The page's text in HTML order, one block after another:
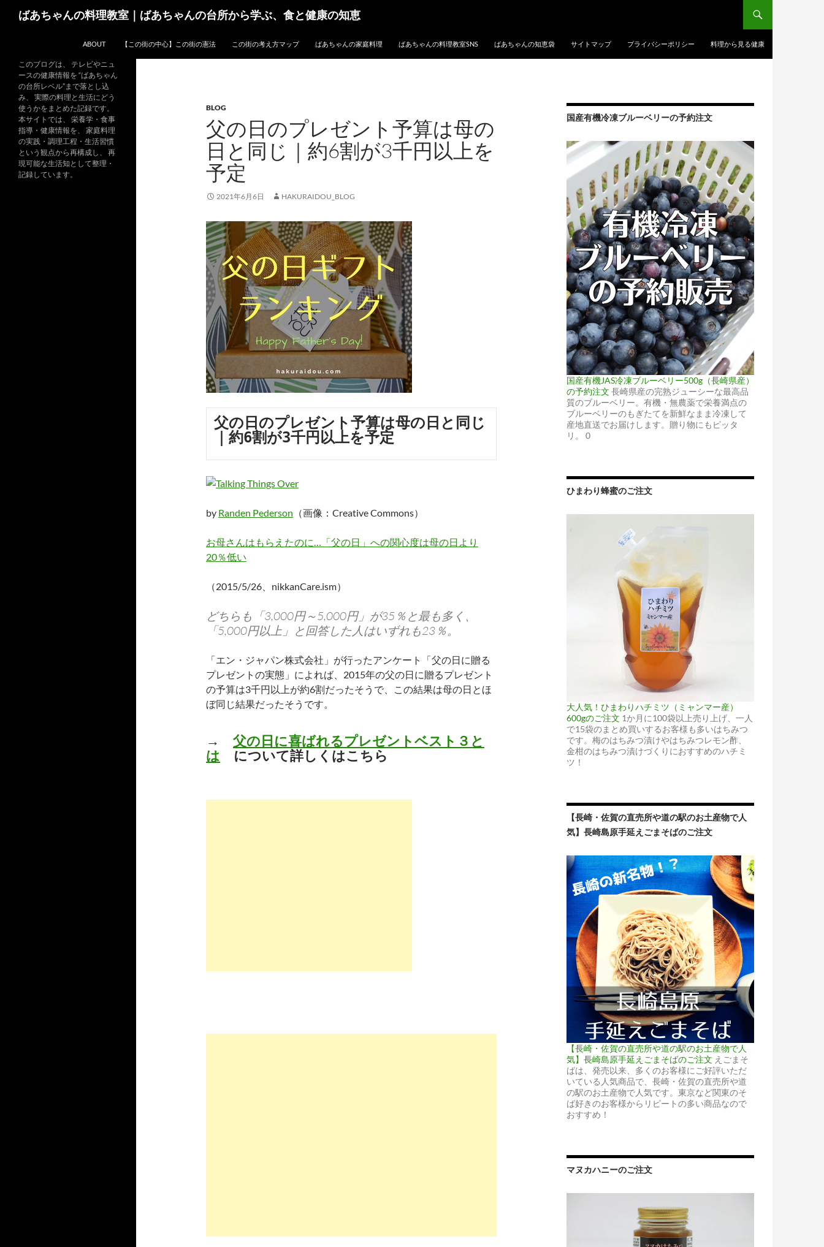
ばあちゃんの料理教室｜ばあちゃんの台所から学ぶ、食と健康の知恵
ABOUT 【この街の中心】この街の憲法 この街の考え方マップ ばあちゃんの家庭料理 ばあちゃんの料理教室SNS ばあちゃんの知恵袋 サイトマップ プライバシーポリシー 料理から見る健康
BLOG
父の日のプレゼント予算は母の
日と同じ｜約6割が3千円以上を
予定
2021年6月6日 HAKURAIDOU_BLOG
父の日のプレゼント予算は母の日と同じ
｜約6割が3千円以上を予定
by Randen Pederson （画像：Creative Commons）
お母さんはもらえたのに…「父の日」への関心度は母の日より
20％低い
（2015/5/26、nikkanCare.ism）
どちらも「3,000円～5,000円」が35％と最も多く、
「5,000円以上」と回答した人はいずれも23％。
「エン・ジャパン株式会社」が行ったアンケート「父の日に贈る
プレゼントの実態」によれば、2015年の父の日に贈るプレゼント
の予算は3千円以上が約6割だったそうで、この結果は母の日とほ
ぼ同じ結果だったそうです。
→ 父の日に喜ばれるプレゼントベスト３と
は について詳しくはこちら
国産有機冷凍ブルーベリーの予約注文
国産有機JAS冷凍ブルーベリー500g（長崎県産）
の予約注文 長崎県産の完熟ジューシーな最高品
質のブルーベリー。有機・無農薬で栄養満点の
ブルーベリーのもぎたてを新鮮なまま冷凍して
産地直送でお届けします。贈り物にもピッタ
リ。 0
ひまわり蜂蜜のご注文
大人気！ひまわりハチミツ（ミャンマー産）
600gのご注文 1か月に100袋以上売り上げ、一人
で15袋のまとめ買いするお客様も多いはちみつ
です。梅のはちみつ漬けやはちみつレモン酢、
金柑のはちみつ漬けづくりにおすすめのハチミ
ツ！
【長崎・佐賀の直売所や道の駅のお土産物で人
気】長崎島原手延えごまそばのご注文
【長崎・佐賀の直売所や道の駅のお土産物で人
気】長崎島原手延えごまそばのご注文 えごまそ
ばは、発売以来、多くのお客様にご好評いただ
いている人気商品で、長崎・佐賀の直売所や道
の駅のお土産物で人気です。東京など関東のそ
ば好きのお客様からリピートの多い商品なので
おすすめ！
マヌカハニーのご注文
このブログは、 テレビやニュ
ースの健康情報を “ばあちゃん
の台所レベル”まで落とし込
み、 実際の料理と生活にどう
使うかをまとめた記録です。
本サイトでは、 栄養学・食事
指導・健康情報を、 家庭料理
の実践・調理工程・生活習慣
という観点から再構成し、 再
現可能な生活知として整理・
記録しています。